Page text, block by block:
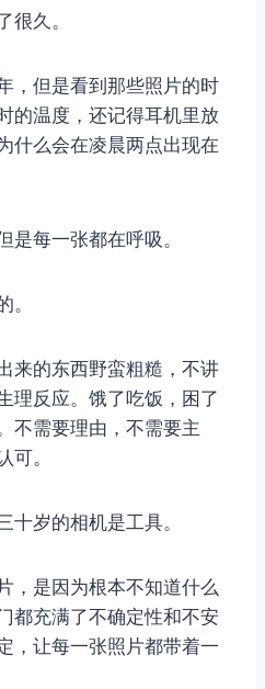
很久。
，但是看到那些照片的时
的温度，还记得耳机里放
什么会在凌晨两点出现在
是每一张都在呼吸。
。
来的东西野蛮粗糙，不讲
理反应。饿了吃饭，困了
不需要理由，不需要主
可。
十岁的相机是工具。
，是因为根本不知道什么
都充满了不确定性和不安
，让每一张照片都带着一